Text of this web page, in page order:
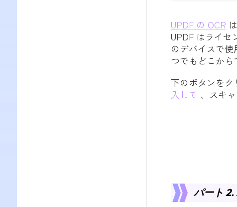
UPDF の OCR
UPDF はライセ
のデバイスで
つでもどこから
下のボタンをク
入して 、スキ
パート